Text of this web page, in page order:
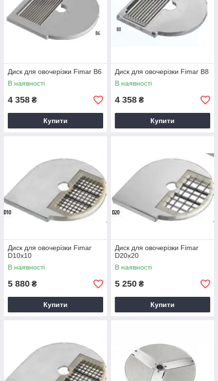
Диск для овочерізки Fimar B6
В наявності
4 358 ₴
Купити
Диск для овочерізки Fimar B8
В наявності
4 358 ₴
Купити
Диск для овочерізки Fimar
D10x10
В наявності
5 880 ₴
Купити
Диск для овочерізки Fimar
D20x20
В наявності
5 250 ₴
Купити